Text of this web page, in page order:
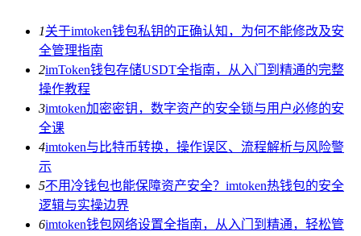
1关于imtoken钱包私钥的正确认知，为何不能修改及安
全管理指南
2imToken钱包存储USDT全指南，从入门到精通的完整
操作教程
3imtoken加密密钥，数字资产的安全锁与用户必修的安
全课
4imtoken与比特币转换，操作误区、流程解析与风险警
示
5不用冷钱包也能保障资产安全？imtoken热钱包的安全
逻辑与实操边界
6imtoken钱包网络设置全指南，从入门到精通，轻松管